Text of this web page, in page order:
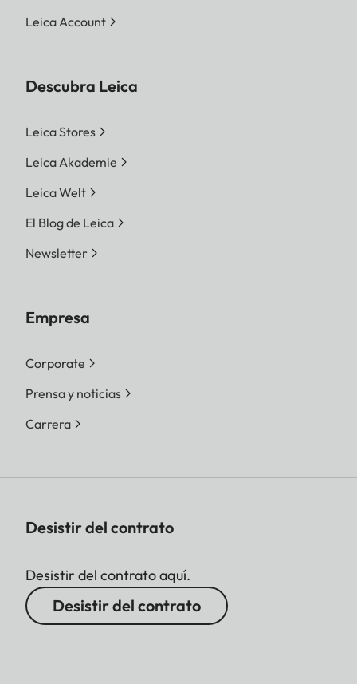
Leica Account
Descubra Leica
Leica Stores
Leica Akademie
Leica Welt
El Blog de Leica
Newsletter
Empresa
Corporate
Prensa y noticias
Carrera
Desistir del contrato
Desistir del contrato aquí.
Desistir del contrato